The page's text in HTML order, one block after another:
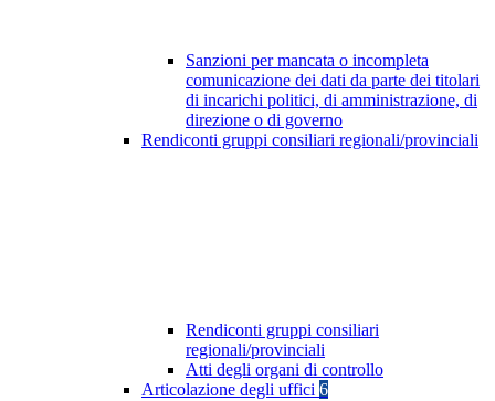
Sanzioni per mancata o incompleta
comunicazione dei dati da parte dei titolari
di incarichi politici, di amministrazione, di
direzione o di governo
Rendiconti gruppi consiliari regionali/provinciali
Rendiconti gruppi consiliari
regionali/provinciali
Atti degli organi di controllo
Articolazione degli uffici 6